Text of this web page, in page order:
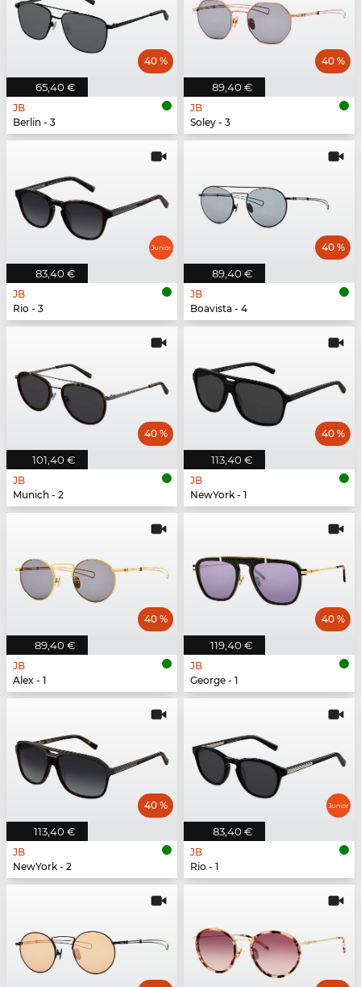
65,40 €
40 %
JB
Berlin - 3
89,40 €
40 %
JB
Soley - 3
83,40 €
JB
Rio - 3
89,40 €
40 %
JB
Boavista - 4
101,40 €
40 %
JB
Munich - 2
113,40 €
40 %
JB
NewYork - 1
89,40 €
40 %
JB
Alex - 1
119,40 €
40 %
JB
George - 1
113,40 €
40 %
JB
NewYork - 2
83,40 €
JB
Rio - 1